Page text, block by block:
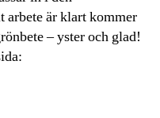
arbete är klart kommer
– yster och glad!